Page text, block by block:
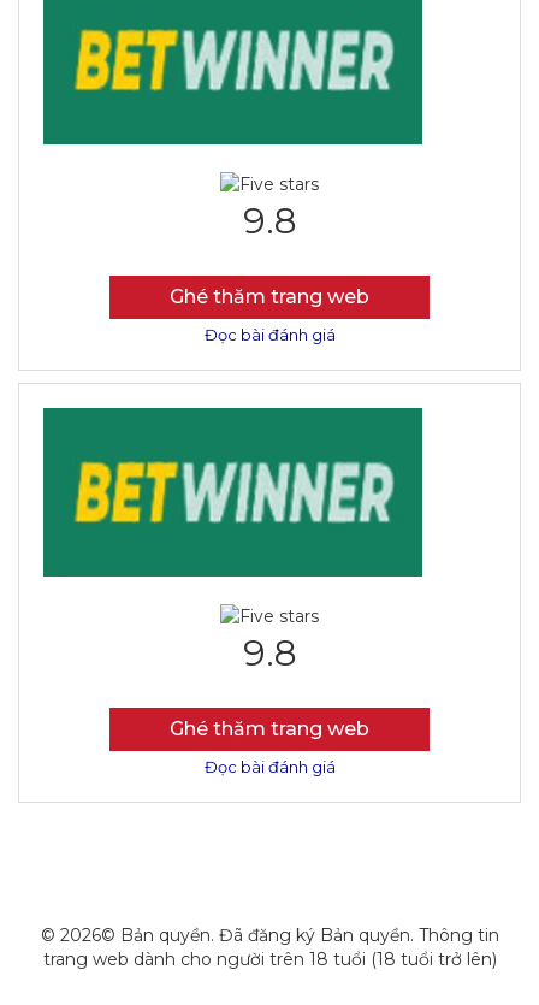
9.8
Ghé thăm trang web
Đọc bài đánh giá
9.8
Ghé thăm trang web
Đọc bài đánh giá
© 2026© Bản quyền. Đã đăng ký Bản quyền. Thông tin
trang web dành cho người trên 18 tuổi (18 tuổi trở lên)